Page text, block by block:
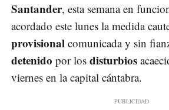
Santander, esta semana en
acordado este lunes la medida
provisional comunicada y sin
detenido por los disturbios
viernes en la capital cántabra.